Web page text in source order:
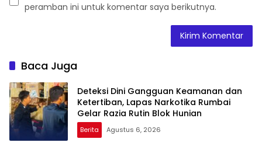
peramban ini untuk komentar saya berikutnya.
Baca Juga
Deteksi Dini Gangguan Keamanan dan
Ketertiban, Lapas Narkotika Rumbai
Gelar Razia Rutin Blok Hunian
Berita Agustus 6, 2026